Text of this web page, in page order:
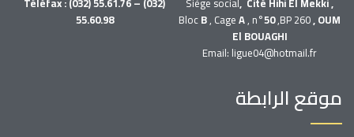
BlocB, CageA, n°50,BP 260, OUM
El BOUAGHI
55.60.98
Email: ligue04@hotmail.fr
موقع الرابطة